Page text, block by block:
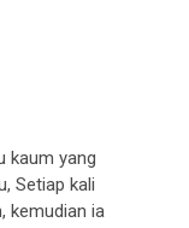
kaum yang
Setiap kali
kemudian ia